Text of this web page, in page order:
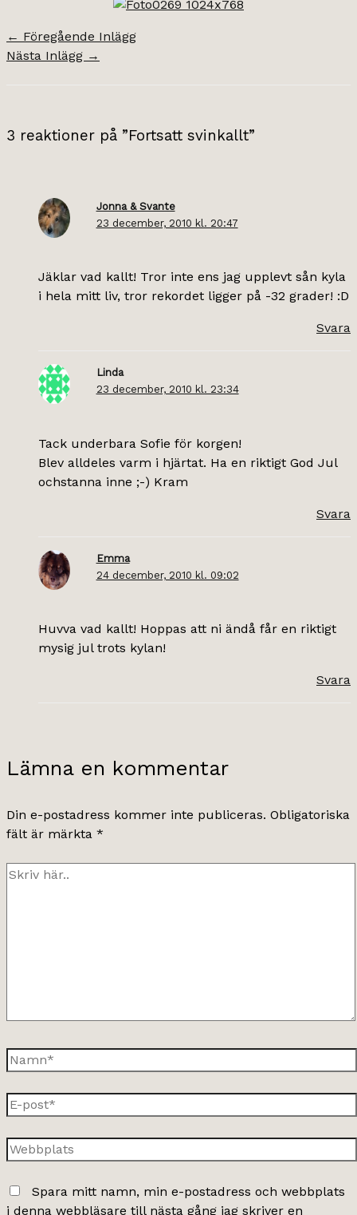
← Föregående Inlägg
Nästa Inlägg →
3 reaktioner på ”Fortsatt svinkallt”
Jonna & Svante
23 december, 2010 kl. 20:47
Jäklar vad kallt! Tror inte ens jag upplevt sån kyla
i hela mitt liv, tror rekordet ligger på -32 grader! :D
Svara
Linda
23 december, 2010 kl. 23:34
Tack underbara Sofie för korgen!
Blev alldeles varm i hjärtat. Ha en riktigt God Jul
ochstanna inne ;-) Kram
Svara
Emma
24 december, 2010 kl. 09:02
Huvva vad kallt! Hoppas att ni ändå får en riktigt
mysig jul trots kylan!
Svara
Lämna en kommentar
Din e-postadress kommer inte publiceras. Obligatoriska
fält är märkta *
Skriv
Namn*
E-
post*
Webbplats
Spara mitt namn, min e-postadress och webbplats
i denna webbläsare till nästa gång jag skriver en